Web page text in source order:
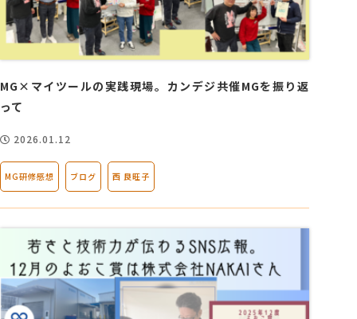
MG×マイツールの実践現場。カンデジ共催MGを振り返
って
2026.01.12
MG研修感想 ブログ 西 良旺子